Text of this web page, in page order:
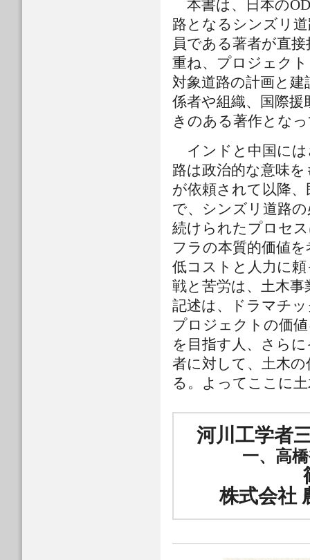
本書は、日本の
路となるシンズリ
員である著者が直
重ね、プロジェク
対象道路の計画と
係者や組織、国際
きのある著作とな
インドと中国には
路は政治的な意味
が依頼されて以降
で、シンズリ道路
続けられたプロセ
フラの本質的価値
低コストと人力に
戦と苦労は、土木
記述は、ドラマチ
プロジェクトの価
を目指す人、さら
者に対して、土木
る。よってここに
河川工学者
一、高
株式会社